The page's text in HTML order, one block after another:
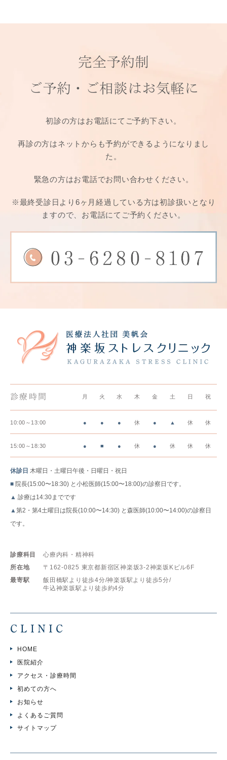
完全予約制
ご予約・ご相談はお気軽に
初診の方はお電話にてご予約下さい。
再診の方はネットからも予約ができるようになりまし
た。
緊急の方はお電話でお問い合わせください。
※最終受診日より6ヶ月経過している方は初診扱いとなり
ますので、お電話にてご予約ください。
診療時間 月 火 水 木 金 土 日 祝
10:00～13:00 ● ● ● 休 ● ▲ 休 休
15:00～18:30 ● ■ ● 休 ● 休 休 休
休診日 木曜日・土曜日午後・日曜日・祝日
■ 院長(15:00〜18:30) と小松医師(15:00〜18:00)の診察日です。
▲ 診療は14:30までです
▲第2・第4土曜日は院長(10:00〜14:30) と森医師(10:00〜14:00)の診察日
です。
診療科目
心療内科・精神科
所在地
〒162-0825 東京都新宿区神楽坂3-2神楽坂Kビル6F
最寄駅
飯田橋駅より徒歩4分/神楽坂駅より徒歩5分/
牛込神楽坂駅より徒歩約4分
CLINIC
HOME
医院紹介
アクセス・診療時間
初めての方へ
お知らせ
よくあるご質問
サイトマップ